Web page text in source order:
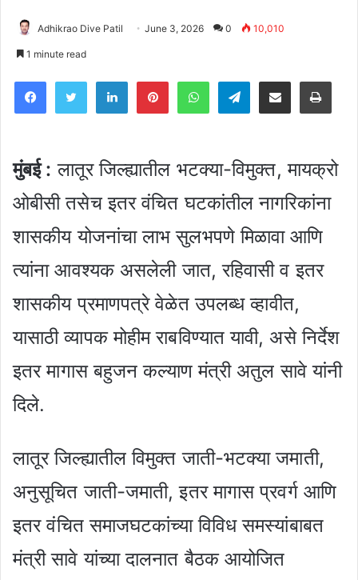
Adhikrao Dive Patil June 3, 2026 0 10,010
1 minute read
Facebook
TwitterLinkedInPinterestWhatsApp
Telegram
Share via Email
मुंबई: लातूर जिल्ह्यातील भटक्या-विमुक्त, मायक्रो
ओबीसी तसेच इतर वंचित घटकांतील नागरिकांना
शासकीय योजनांचा लाभ सुलभपणे मिळावा आणि
त्यांना आवश्यक असलेली जात, रहिवासी व इतर
शासकीय प्रमाणपत्रे वेळेत उपलब्ध व्हावीत,
यासाठी व्यापक मोहीम राबविण्यात यावी, असे निर्देश
इतर मागास बहुजन कल्याण मंत्री अतुल सावे यांनी
दिले.
लातूर जिल्ह्यातील विमुक्त जाती-भटक्या जमाती,
अनुसूचित जाती-जमाती, इतर मागास प्रवर्ग आणि
इतर वंचित समाजघटकांच्या विविध समस्यांबाबत
मंत्री सावे यांच्या दालनात बैठक आयोजित